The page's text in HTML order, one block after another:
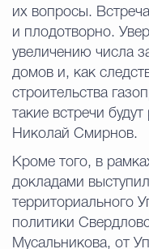
их вопросы.
и плодотворно.
увеличению числа
домов и, как
строительства
такие встречи
Николай Смирнов.
Кроме того, в
докладами
территориального
политики
Мусальникова, от